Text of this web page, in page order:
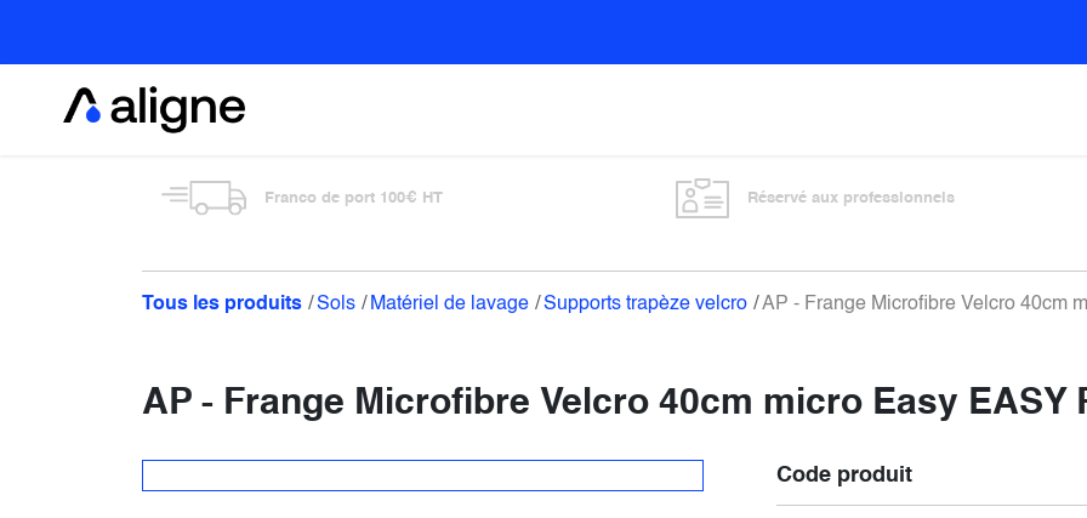
Franco de port 100€ HT Réservé aux professionnels
Tous les produits Sols Matériel de lavage Supports trapèze velcro AP - Frange Microfibre Velcro 40cm
AP - Frange Microfibre Velcro 40cm micro Easy EASY
Code produit